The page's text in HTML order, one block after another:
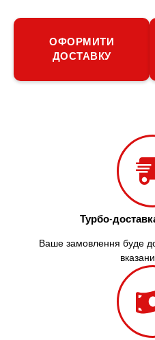
ОФОРМИТИ
ДОСТАВКУ
Турбо-
Ваше замовлення буде
Самбір
Щасливе
Шепетівка
Шостка
Софіївська Борщагівка
Солоницівка
Старі Петрівці